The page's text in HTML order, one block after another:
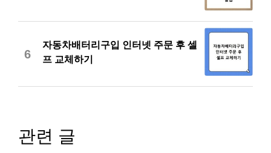
6
자동차배터리구입 인터넷 주문 후 셀
프 교체하기
관련 글